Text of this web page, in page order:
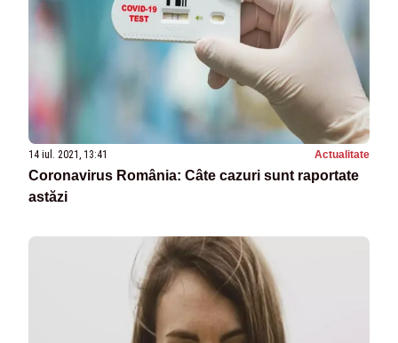
14 iul. 2021, 13:41 Actualitate
Coronavirus România: Câte cazuri sunt raportate
astăzi